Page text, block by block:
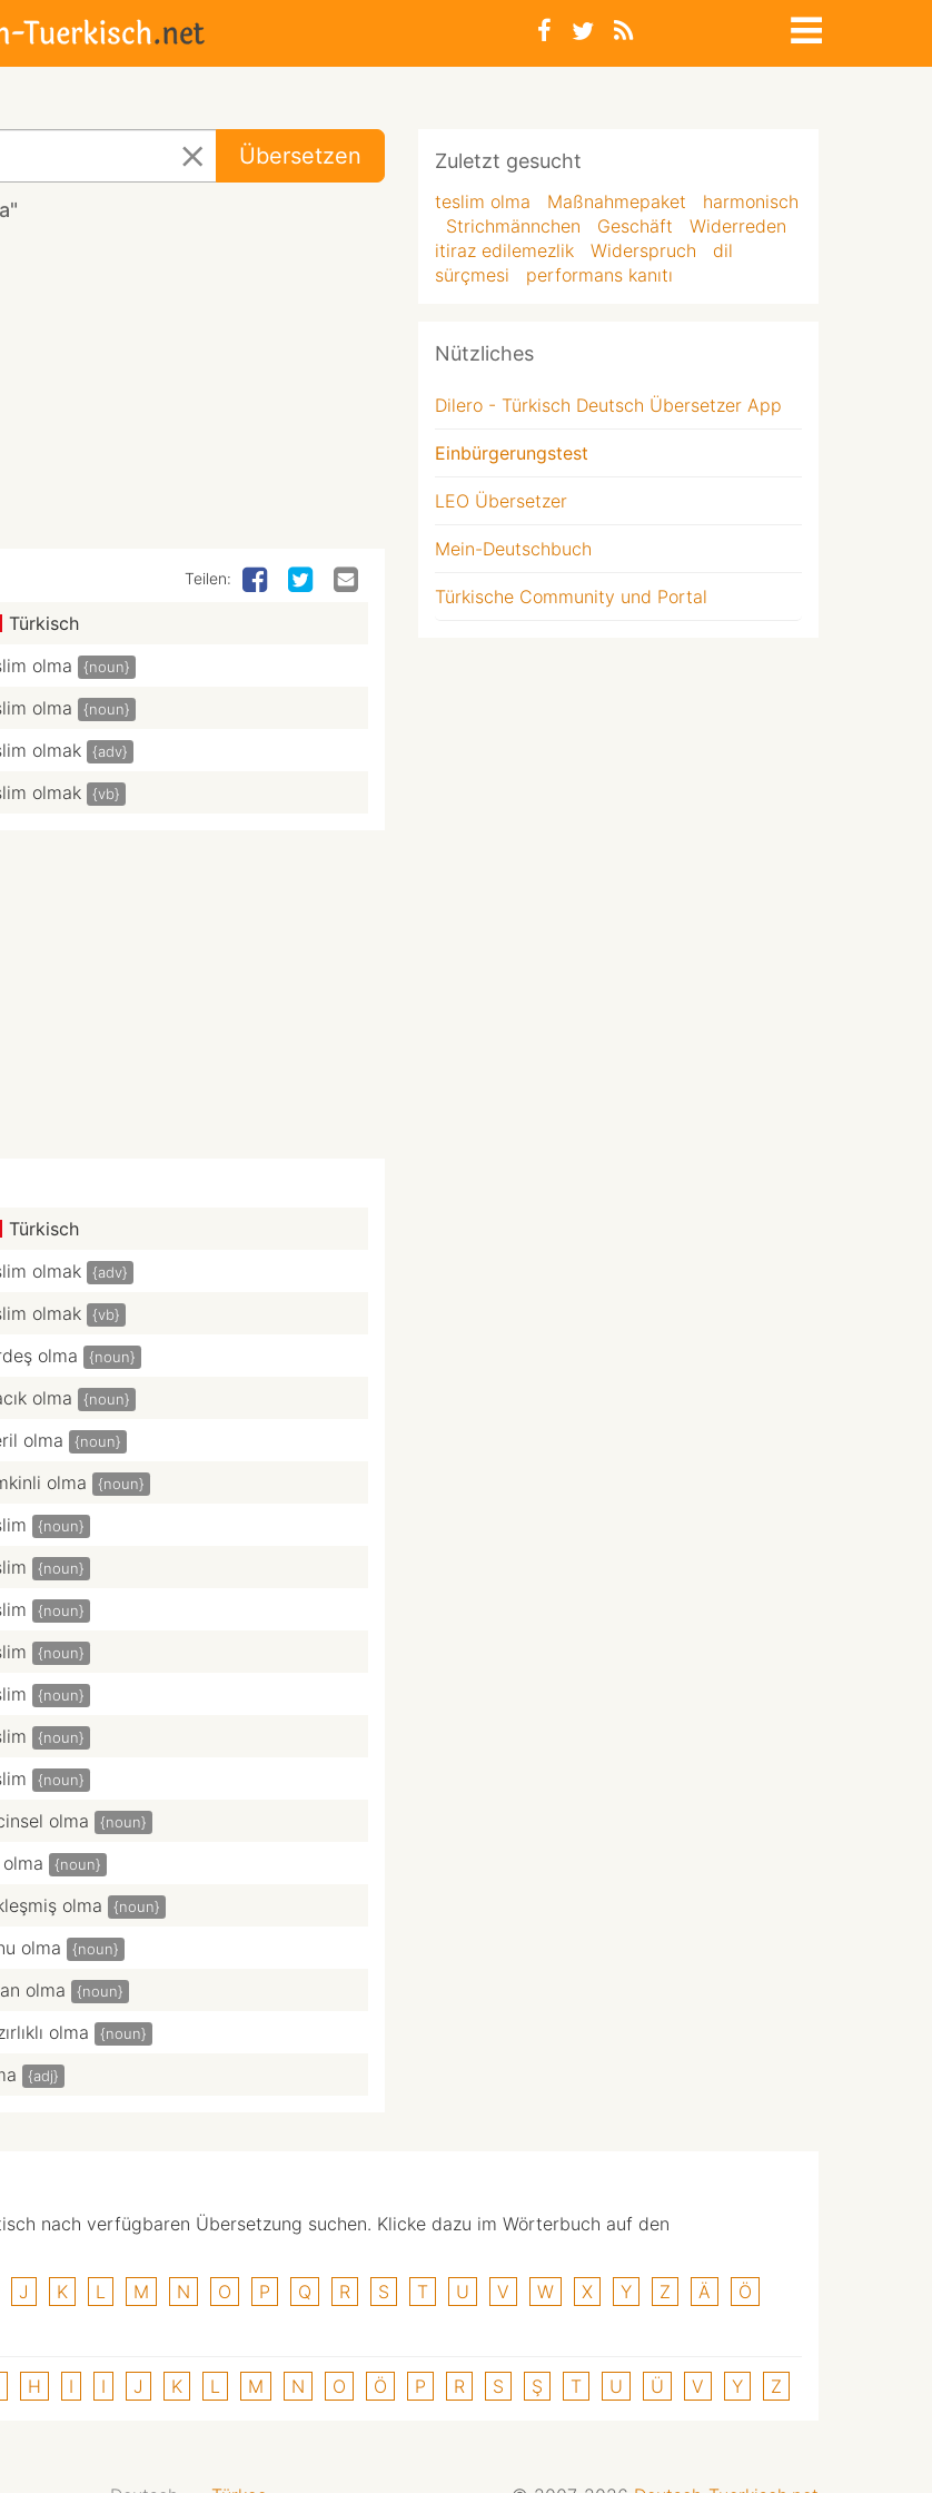
Übersetzen
Teilen:
Türkisch
olma {noun}
olma {noun}
olmak {adv}
olmak {vb}
Türkisch
olmak {adv}
olmak {vb}
olma {noun}
olma {noun}
olma {noun}
olma {noun}
{noun}
{noun}
{noun}
{noun}
{noun}
{noun}
{noun}
olma {noun}
{noun}
olma {noun}
olma {noun}
olma {noun}
olma {noun}
{adj}
Zuletzt gesucht
teslim olma Maßnahmepaket
harmonisch
Strichmännchen
Geschäft
Widerreden
itiraz edilemezlik
Widerspruch
dil
sürçmesi
performans kanıtı
Nützliches
Dilero - Türkisch Deutsch Übersetzer App
Einbürgerungstest
LEO Übersetzer
Mein-Deutschbuch
Türkische Community und Portal
nach verfügbaren Übersetzung suchen. Klicke dazu im Wörterbuch auf den
J K L M N O P Q R S T U V W X Y Z Ä
Ö
H I I J K L M N O Ö P R S Ş T U Ü V Y Z